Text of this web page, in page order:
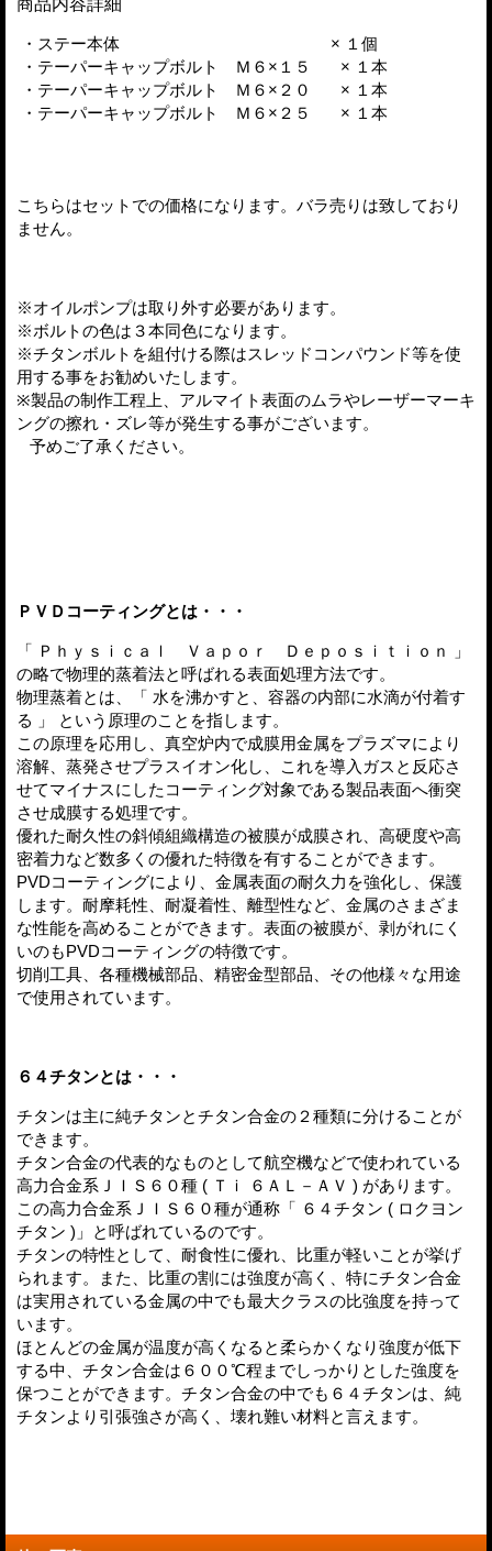
・ステー本体 × １個
・テーパーキャップボルト Ｍ６×１５ × １本
・テーパーキャップボルト Ｍ６×２０ × １本
・テーパーキャップボルト Ｍ６×２５ × １本
こちらはセットでの価格になります。バラ売りは致しており
ません。
※オイルポンプは取り外す必要があります。
※ボルトの色は３本同色になります。
※チタンボルトを組付ける際はスレッドコンパウンド等を使
用する事をお勧めいたします。
※製品の制作工程上、アルマイト表面のムラやレーザーマーキ
ングの擦れ・ズレ等が発生する事がございます。
予めご了承ください。
ＰＶＤコーティングとは・・・
「 Ｐｈｙｓｉｃａｌ Ｖａｐｏｒ Ｄｅｐｏｓｉｔｉｏｎ 」
の略で物理的蒸着法と呼ばれる表面処理方法です。
物理蒸着とは、「 水を沸かすと、容器の内部に水滴が付着す
る 」 という原理のことを指します。
この原理を応用し、真空炉内で成膜用金属をプラズマにより
溶解、蒸発させプラスイオン化し、これを導入ガスと反応さ
せてマイナスにしたコーティング対象である製品表面へ衝突
させ成膜する処理です。
優れた耐久性の斜傾組織構造の被膜が成膜され、高硬度や高
密着力など数多くの優れた特徴を有することができます。
PVDコーティングにより、金属表面の耐久力を強化し、保護
します。耐摩耗性、耐凝着性、離型性など、金属のさまざま
な性能を高めることができます。表面の被膜が、剥がれにく
いのもPVDコーティングの特徴です。
切削工具、各種機械部品、精密金型部品、その他様々な用途
で使用されています。
６４チタンとは・・・
チタンは主に純チタンとチタン合金の２種類に分けることが
できます。
チタン合金の代表的なものとして航空機などで使われている
高力合金系ＪＩＳ６０種 ( Ｔｉ ６ＡＬ－ＡＶ ) があります。
この高力合金系ＪＩＳ６０種が通称「 ６４チタン ( ロクヨン
チタン )」と呼ばれているのです。
チタンの特性として、耐食性に優れ、比重が軽いことが挙げ
られます。また、比重の割には強度が高く、特にチタン合金
は実用されている金属の中でも最大クラスの比強度を持って
います。
ほとんどの金属が温度が高くなると柔らかくなり強度が低下
する中、チタン合金は６００℃程までしっかりとした強度を
保つことができます。チタン合金の中でも６４チタンは、純
チタンより引張強さが高く、壊れ難い材料と言えます。